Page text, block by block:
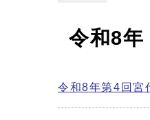
令和8年
令和8年第4回